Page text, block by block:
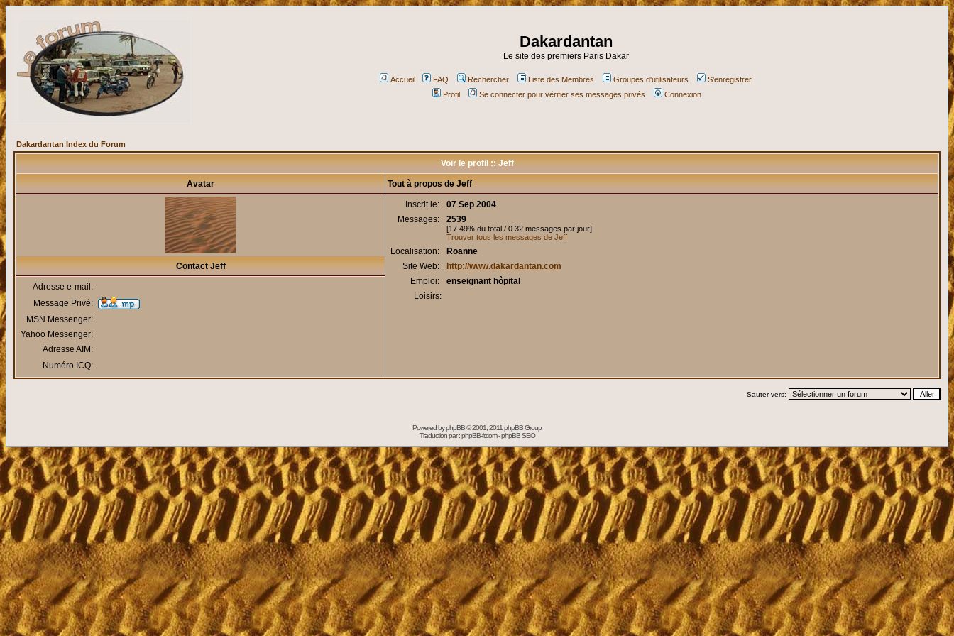
Dakardantan
Le site des premiers Paris Dakar
Accueil FAQ Rechercher Liste des Membres Groupes d'utilisateurs
S'enregistrer
Profil
Se connecter pour vérifier ses messages privés Connexion
Dakardantan Index du Forum
Voir le profil :: Jeff
Avatar Tout à propos de Jeff
Inscrit le:
07 Sep 2004
Messages:
2539
[17.49% du total / 0.32 messages par jour]
Trouver tous les messages de Jeff
Localisation:
Roanne
Site Web:
http://www.dakardantan.com
Emploi:
enseignant hôpital
Loisirs:
Contact Jeff
Adresse e-mail:
Message Privé:
MSN Messenger:
Yahoo Messenger:
Adresse AIM:
Numéro ICQ:
Sauter vers:
Powered byphpBB© 2001, 2011 phpBB Group
Traduction par :phpBB-fr.com-phpBB SEO